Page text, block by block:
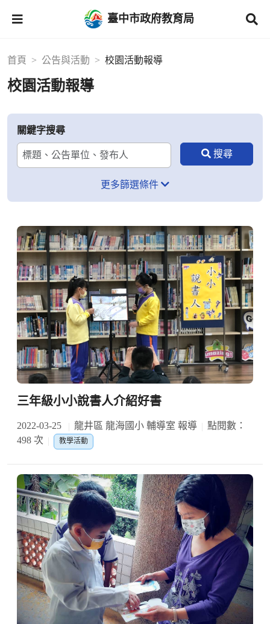
臺中市政府教育局
首頁 公告與活動 校園活動報導
校園活動報導
關鍵字搜尋
更多篩選條件
三年級小小說書人介紹好書
2022-03-25 龍井區 龍海國小 輔導室 報導
點閱數：
498 次
教學活動